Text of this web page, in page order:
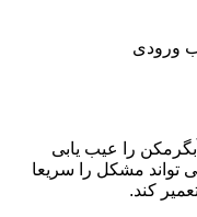
ورودی
را عیب یابی
تواند مشکل را سریعا
کند.